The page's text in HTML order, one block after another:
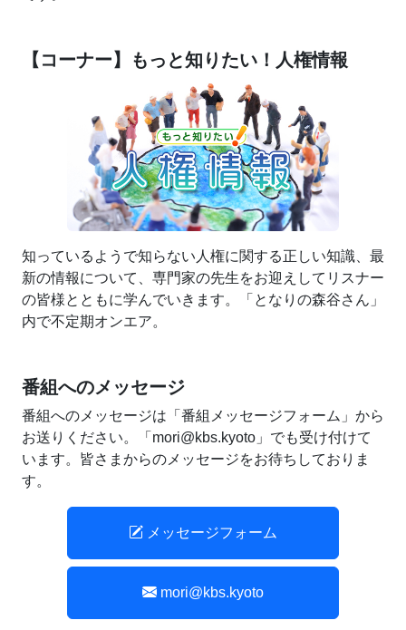
【コーナー】もっと知りたい！人権情報
知っているようで知らない人権に関する正しい知識、最
新の情報について、専門家の先生をお迎えしてリスナー
の皆様とともに学んでいきます。「となりの森谷さん」
内で不定期オンエア。
番組へのメッセージ
番組へのメッセージは「番組メッセージフォーム」から
お送りください。「mori@kbs.kyoto」でも受け付けて
います。皆さまからのメッセージをお待ちしておりま
す。
メッセージフォーム
mori@kbs.kyoto